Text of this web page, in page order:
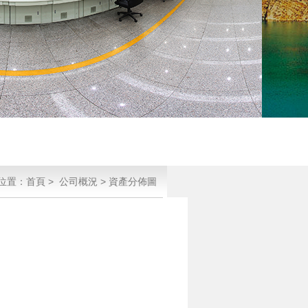
置： 首頁> 公司概況 > 資產分佈圖